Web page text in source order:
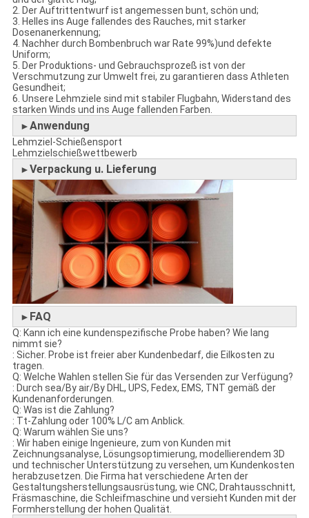
2. Der Auftrittentwurf ist angemessen bunt, schön und;
3. Helles ins Auge fallendes des Rauches, mit starker
Dosenanerkennung;
4. Nachher durch Bombenbruch war Rate 99%)und defekte
Uniform;
5. Der Produktions- und Gebrauchsprozeß ist von der
Verschmutzung zur Umwelt frei, zu garantieren dass Athleten
Gesundheit;
6. Unsere Lehmziele sind mit stabiler Flugbahn, Widerstand des
starken Winds und ins Auge fallenden Farben.
►Anwendung
Lehmziel-Schießensport
Lehmzielschießwettbewerb
►Verpackung u. Lieferung
► FAQ
Q: Kann ich eine kundenspezifische Probe haben? Wie lang
nimmt sie?
: Sicher. Probe ist freier aber Kundenbedarf, die Eilkosten zu
tragen.
Q: Welche Wahlen stellen Sie für das Versenden zur Verfügung?
: Durch sea/By air/By DHL, UPS, Fedex, EMS, TNT gemäß der
Kundenanforderungen.
Q: Was ist die Zahlung?
: Tt-Zahlung oder 100% L/C am Anblick.
Q: Warum wählen Sie uns?
: Wir haben einige Ingenieure, zum von Kunden mit
Zeichnungsanalyse, Lösungsoptimierung, modellierendem 3D
und technischer Unterstützung zu versehen, um Kundenkosten
herabzusetzen. Die Firma hat verschiedene Arten der
Gestaltungsherstellungsausrüstung, wie CNC, Drahtausschnitt,
Fräsmaschine, die Schleifmaschine und versieht Kunden mit der
Formherstellung der hohen Qualität.